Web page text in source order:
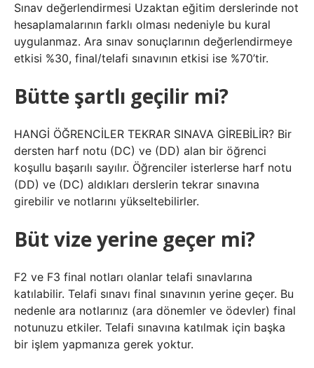
Sınav değerlendirmesi Uzaktan eğitim derslerinde not
hesaplamalarının farklı olması nedeniyle bu kural
uygulanmaz. Ara sınav sonuçlarının değerlendirmeye
etkisi %30, final/telafi sınavının etkisi ise %70’tir.
Bütte şartlı geçilir mi?
HANGİ ÖĞRENCİLER TEKRAR SINAVA GİREBİLİR? Bir
dersten harf notu (DC) ve (DD) alan bir öğrenci
koşullu başarılı sayılır. Öğrenciler isterlerse harf notu
(DD) ve (DC) aldıkları derslerin tekrar sınavına
girebilir ve notlarını yükseltebilirler.
Büt vize yerine geçer mi?
F2 ve F3 final notları olanlar telafi sınavlarına
katılabilir. Telafi sınavı final sınavının yerine geçer. Bu
nedenle ara notlarınız (ara dönemler ve ödevler) final
notunuzu etkiler. Telafi sınavına katılmak için başka
bir işlem yapmanıza gerek yoktur.